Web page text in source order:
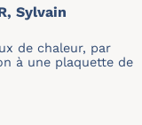
Sylvain
de chaleur, par
à une plaquette de